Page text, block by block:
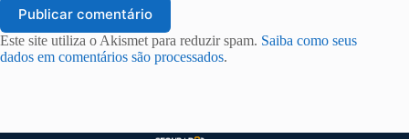
Publicar comentário
Este site utiliza o Akismet para reduzir spam. Saiba como seus
dados em comentários são processados.